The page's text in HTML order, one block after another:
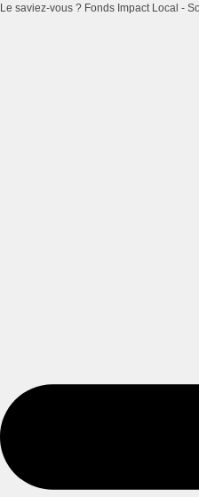
Le saviez-vous ? Fonds Impact Local -